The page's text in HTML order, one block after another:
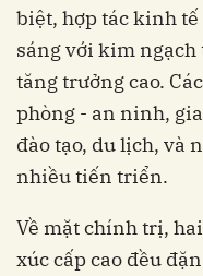
biệt, hợp tác kinh
sáng với kim
tăng trưởng cao.
phòng - an ninh,
đào tạo, du lịch, và
nhiều tiến triển.
Về mặt chính trị,
xúc cấp cao đều